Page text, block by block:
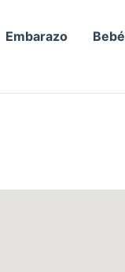
Embarazo Bebé